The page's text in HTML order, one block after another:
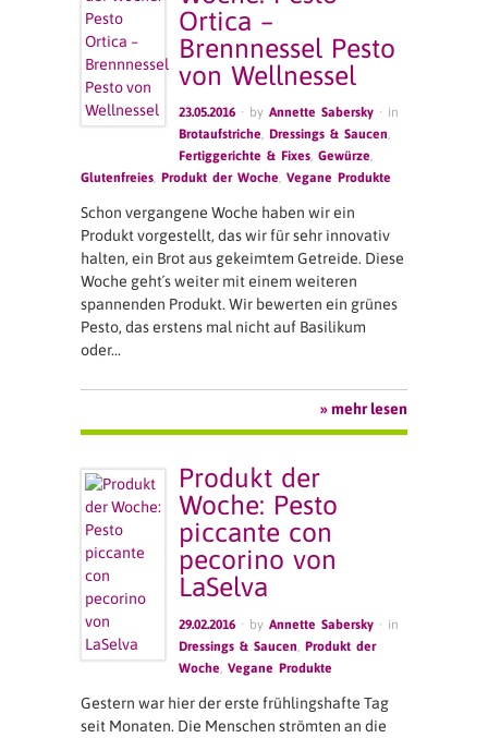
Ortica –
Brennnessel Pesto
von Wellnessel
23.05.2016 · byAnnette Sabersky · in
Brotaufstriche, Dressings & Saucen,
Fertiggerichte & Fixes,Gewürze,
Glutenfreies, Produkt der Woche, Vegane Produkte
Schon vergangene Woche haben wir ein
Produkt vorgestellt, das wir für sehr innovativ
halten, ein Brot aus gekeimtem Getreide. Diese
Woche geht´s weiter mit einem weiteren
spannenden Produkt. Wir bewerten ein grünes
Pesto, das erstens mal nicht auf Basilikum
oder…
» mehr lesen
Produkt der
Woche: Pesto
piccante con
pecorino von
LaSelva
29.02.2016 · byAnnette Sabersky · in
Dressings & Saucen ,Produkt der
Woche ,Vegane Produkte
Gestern war hier der erste frühlingshafte Tag
seit Monaten. Die Menschen strömten an die